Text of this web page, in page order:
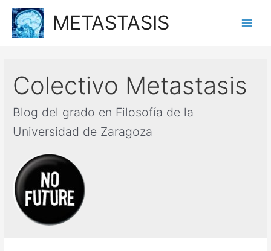
contenido
METASTASIS
Colectivo Metastasis
Blog del grado en Filosofía de la
Universidad de Zaragoza